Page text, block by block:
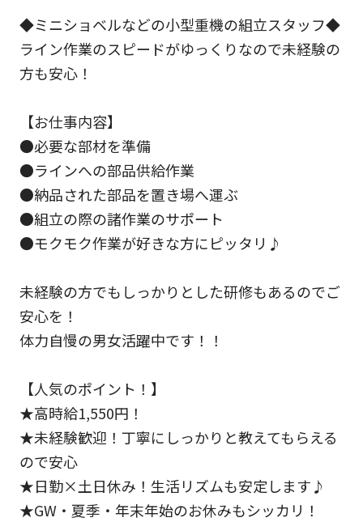
◆ミニショベルなどの小型重機の組立スタッフ◆
ライン作業のスピードがゆっくりなので未経験の
方も安心！
【お仕事内容】
●必要な部材を準備
●ラインへの部品供給作業
●納品された部品を置き場へ運ぶ
●組立の際の諸作業のサポート
●モクモク作業が好きな方にピッタリ♪
未経験の方でもしっかりとした研修もあるのでご
安心を！
体力自慢の男女活躍中です！！
【人気のポイント！】
★高時給1,550円！
★未経験歓迎！丁寧にしっかりと教えてもらえる
ので安心
★日勤×土日休み！生活リズムも安定します♪
★GW・夏季・年末年始のお休みもシッカリ！